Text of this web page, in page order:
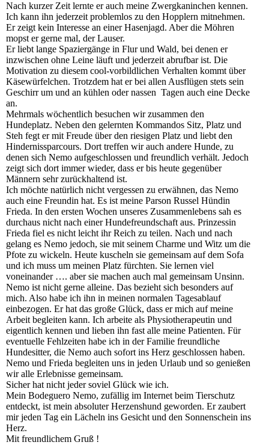
Nach kurzer Zeit lernte er auch meine Zwergkaninchen kennen.
Ich kann ihn jederzeit problemlos zu den Hopplern mitnehmen.
Er zeigt kein Interesse an einer Hasenjagd. Aber die Möhren
mopst er gerne mal, der Lauser.
Er liebt lange Spaziergänge in Flur und Wald, bei denen er
inzwischen ohne Leine läuft und jederzeit abrufbar ist. Die
Motivation zu diesem cool-vorbildlichen Verhalten kommt über
Käsewürfelchen. Trotzdem hat er bei allen Ausflügen stets sein
Geschirr um und an kühlen oder nassen Tagen auch eine Decke
an.
Mehrmals wöchentlich besuchen wir zusammen den
Hundeplatz. Neben den gelernten Kommandos Sitz, Platz und
Steh fegt er mit Freude über den riesigen Platz und liebt den
Hindernissparcours. Dort treffen wir auch andere Hunde, zu
denen sich Nemo aufgeschlossen und freundlich verhält. Jedoch
zeigt sich dort immer wieder, dass er bis heute gegenüber
Männern sehr zurückhaltend ist.
Ich möchte natürlich nicht vergessen zu erwähnen, das Nemo
auch eine Freundin hat. Es ist meine Parson Russel Hündin
Frieda. In den ersten Wochen unseres Zusammenlebens sah es
durchaus nicht nach einer Hundefreundschaft aus. Prinzessin
Frieda fiel es nicht leicht ihr Reich zu teilen. Nach und nach
gelang es Nemo jedoch, sie mit seinem Charme und Witz um die
Pfote zu wickeln. Heute kuscheln sie gemeinsam auf dem Sofa
und ich muss um meinen Platz fürchten. Sie lernen viel
voneinander …. aber sie machen auch mal gemeinsam Unsinn.
Nemo ist nicht gerne alleine. Das bezieht sich besonders auf
mich. Also habe ich ihn in meinen normalen Tagesablauf
einbezogen. Er hat das große Glück, dass er mich auf meine
Arbeit begleiten kann. Ich arbeite als Physiotherapeutin und
eigentlich kennen und lieben ihn fast alle meine Patienten. Für
eventuelle Fehlzeiten habe ich in der Familie freundliche
Hundesitter, die Nemo auch sofort ins Herz geschlossen haben.
Nemo und Frieda begleiten uns in jeden Urlaub und so genießen
wir alle Erlebnisse gemeinsam.
Sicher hat nicht jeder soviel Glück wie ich.
Mein Bodeguero Nemo, zufällig im Internet beim Tierschutz
entdeckt, ist mein absoluter Herzenshund geworden. Er zaubert
mir jeden Tag ein Lächeln ins Gesicht und den Sonnenschein ins
Herz.
Mit freundlichem Gruß !